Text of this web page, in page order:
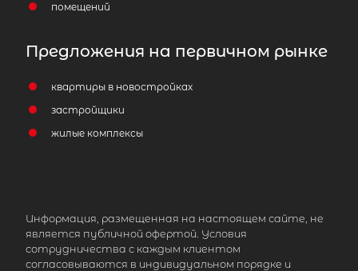
площадью 108 м2, СПб,
3 500 000
Площадь Восстания
помещений
Предложения на первичном рынке
квартиры в новостройках
застройщики
жилые комплексы
Информация, размещенная на настоящем сайте, не
является публичной офертой. Условия
сотрудничества с каждым клиентом
согласовываются в индивидуальном порядке и